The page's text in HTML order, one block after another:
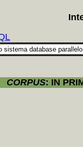
+
Monti
"+MAP
CORPUS: IN